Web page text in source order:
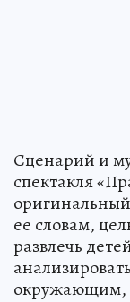
Сценарий и
спектакля
ее словам,
развлечь
окружающим,